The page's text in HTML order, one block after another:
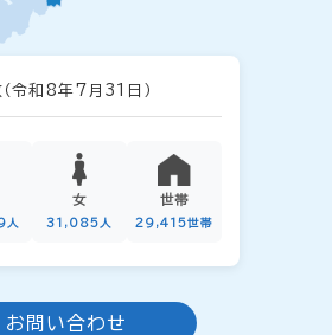
（令和8年7月31日）
女
31,085人
世帯
29,415世帯
お問い合わせ